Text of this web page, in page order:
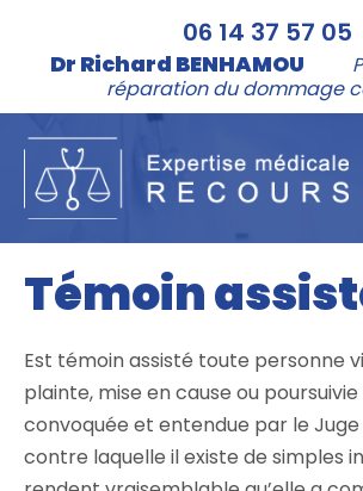
contenu
06 14 37 57 05
Dr Richard BENHAMOU
réparation du dommage
Témoin
Est témoin assisté toute personne
plainte, mise en cause ou
convoquée et entendue par le
contre laquelle il existe de simples